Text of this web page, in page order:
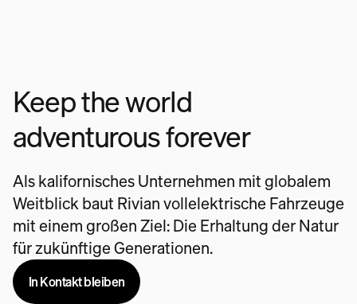
Keep the world
adventurous forever
Als kalifornisches Unternehmen mit globalem
Weitblick baut Rivian vollelektrische Fahrzeuge
mit einem großen Ziel: Die Erhaltung der Natur
für zukünftige Generationen.
In Kontakt bleiben